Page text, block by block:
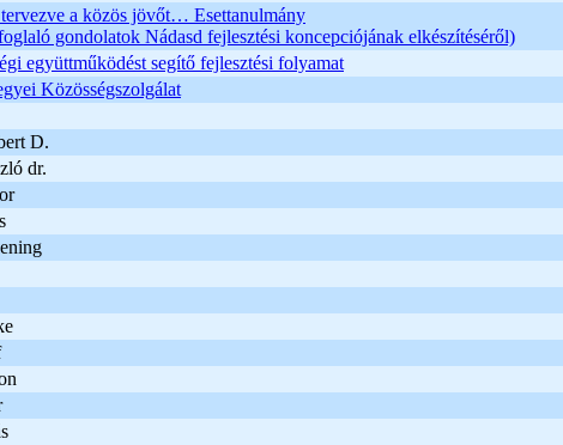
a közös jövőt… Esettanulmány
gondolatok Nádasd fejlesztési koncepciójának elkészítéséről)
együttműködést segítő fejlesztési folyamat
Közösségszolgálat
D.
dr.